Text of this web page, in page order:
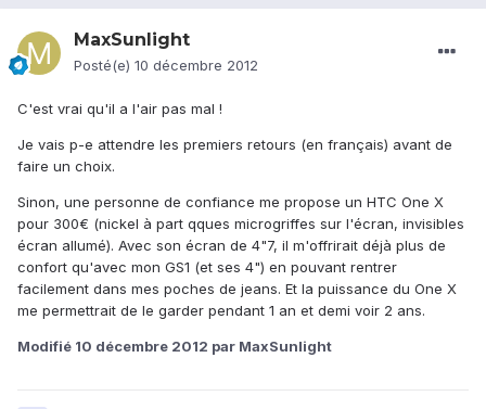
MaxSunlight
Posté(e) 10 décembre 2012
C'est vrai qu'il a l'air pas mal !
Je vais p-e attendre les premiers retours (en français) avant de
faire un choix.
Sinon, une personne de confiance me propose un HTC One X
pour 300€ (nickel à part qques microgriffes sur l'écran, invisibles
écran allumé). Avec son écran de 4"7, il m'offrirait déjà plus de
confort qu'avec mon GS1 (et ses 4") en pouvant rentrer
facilement dans mes poches de jeans. Et la puissance du One X
me permettrait de le garder pendant 1 an et demi voir 2 ans.
Modifié 10 décembre 2012 par MaxSunlight